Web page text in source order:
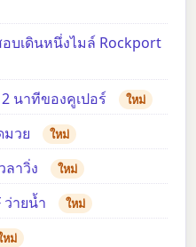
บเดินหนึ่งไมล์ Rockport
นาทีของคูเปอร์ ใหม่
วย ใหม่
ลาวิ่ง ใหม่
ว่ายน้ำ ใหม่
หม่